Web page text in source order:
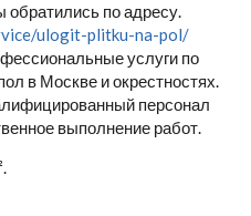
обратились по адресу.
ulogit-plitku-na-pol/
услуги по
в Москве и окрестностях.
персонал
выполнение работ.